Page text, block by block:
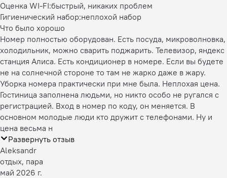
Оценка WI-FI:быстрый, никаких проблем
Гигиенический набор:неплохой набор
Что было хорошо
Номер полностью оборудован. Есть посуда, микроволновка,
холодильник, можно сварить поджарить. Телевизор, яндекс
станция Алиса. Есть кондиционер в номере. Если вы будете
не на солнечной стороне то там не жарко даже в жару.
Уборка номера практически при мне была. Неплохая цена.
Гостиница заполнена людьми, но никто особо не ругался с
регистрацией. Вход в номер по коду, он меняется. В
основном молодые люди кто дружит с телефонами. Ну и
цена весьма н
Развернуть отзыв
Aleksandr
отдых, пара
май 2026 г.